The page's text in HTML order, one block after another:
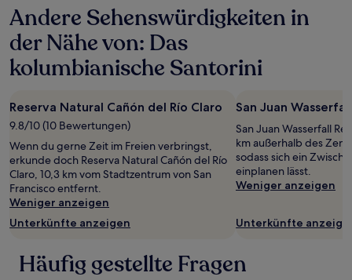
Andere Sehenswürdigkeiten in
der Nähe von: Das
kolumbianische Santorini
Reserva Natural Cañón del Río Claro
9.8/10 (10 Bewertungen)
Wenn du gerne Zeit im Freien verbringst,
erkunde doch Reserva Natural Cañón del Río
Claro, 10,3 km vom Stadtzentrum von San
Francisco entfernt.
Weniger anzeigen
Unterkünfte anzeigen
San Juan
San Juan Wasserfall
km außerhalb des
sodass sich ein
einplanen lässt.
Weniger anzeigen
Unterkünfte
Häufig gestellte Fragen